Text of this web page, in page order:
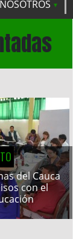
del Cauca
con el